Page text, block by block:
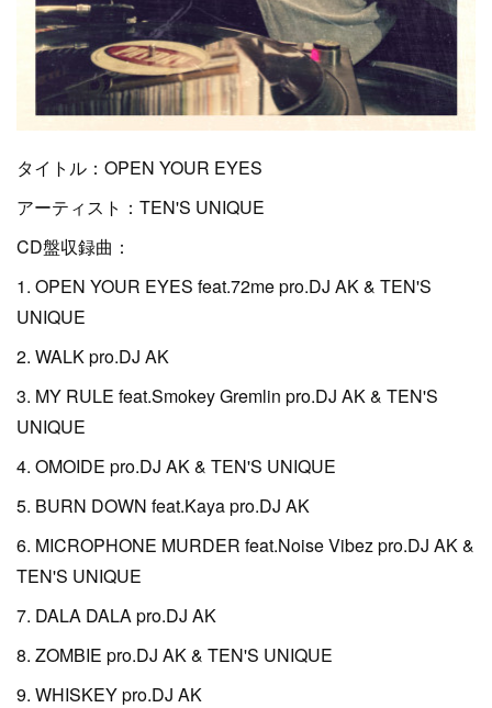
タイトル：OPEN YOUR EYES
アーティスト：TEN'S UNIQUE
CD盤収録曲：
1. OPEN YOUR EYES feat.72me pro.DJ AK & TEN'S
UNIQUE
2. WALK pro.DJ AK
3. MY RULE feat.Smokey Gremlin pro.DJ AK & TEN'S
UNIQUE
4. OMOIDE pro.DJ AK & TEN'S UNIQUE
5. BURN DOWN feat.Kaya pro.DJ AK
6. MICROPHONE MURDER feat.Noise Vibez pro.DJ AK &
TEN'S UNIQUE
7. DALA DALA pro.DJ AK
8. ZOMBIE pro.DJ AK & TEN'S UNIQUE
9. WHISKEY pro.DJ AK